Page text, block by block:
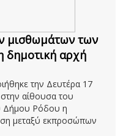
μισθωμάτων των
δημοτική αρχή
την Δευτέρα 17
αίθουσα του
Δήμου Ρόδου η
μεταξύ εκπροσώπων